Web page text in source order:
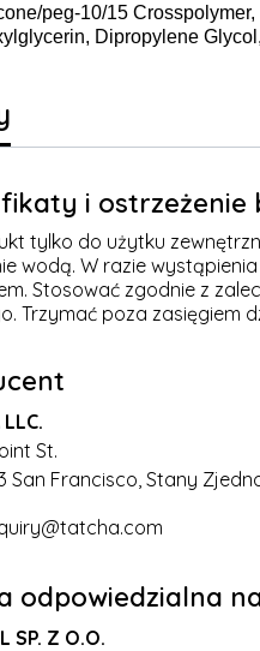
peg-10/15
Dipropylene
i ostrzeżenie
tylko do użytku
wodą. W razie
Stosować zgodnie z
Trzymać poza zasięgiem
LLC.
St.
San Francisco, Stany
odpowiedzialna
SP. Z O.O.